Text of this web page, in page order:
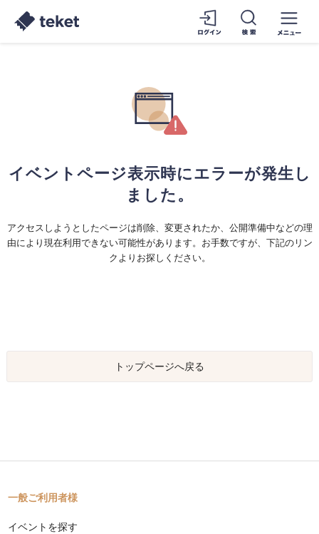
イベントページ表示時にエラーが発生し
ました。
アクセスしようとしたページは削除、変更されたか、公開準備中などの理
由により現在利用できない可能性があります。お手数ですが、下記のリン
クよりお探しください。
トップページへ戻る
一般ご利用者様
イベントを探す